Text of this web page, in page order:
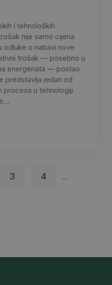
i tehnoloških
nije samo cijena
odluke o nabavi nove
trošak — posebno u
energenata — postao
predstavlja jedan od
procesa u tehnologiji
3 4 …